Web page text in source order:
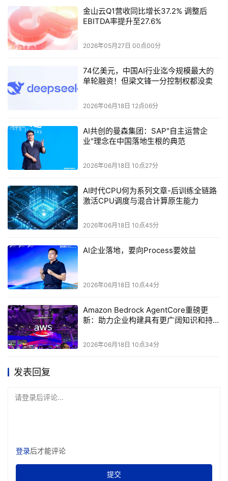
腾讯云开发者业务总监 李佳忆表示，腾讯云TVP专家计划从
2018 年启动至今已有 年，现在已有超过600位
各行各业的技术 领袖和学术领军人物。
播平台，更是一个让有影响力、有技术情怀的人因共同信念聚
集在一起、彼此成就的社区。
正式扩展到香港，并现场发布了TVP年度规
划三大核心发展方向：第一，以香港及数码港作为区域核心枢
纽，持续拓展国际专家网络；第二，围绕
技术专家加入 TVP ，进一步搭建跨地域、跨
企业出海等方面持续深化合作，让内地企业借力数码港的全球
资源网络，让香港专家与内地专家有更紧密的合作。
人机共生：香港Agentic AI发展趋势
香港科技大学首席副校长、腾讯云TVP郭毅可发表了题为《人
机共生：香港Agentic AI发展趋势》的主旨演讲，深入阐述了
Agentic AI时代人与机器的责任边界。
Agentic AI 面临的核心形态是
但人必须对结果进行校验。这不仅是技术问题，更是社会问
Agentic AI
金山云Q1营收同比增长37.2% 调整后
EBITDA率提升至27.6%
2026年05月27日 00点00分
74亿美元，中国AI行业迄今规模最大的
单轮融资！但梁文锋一分控制权都没卖
2026年06月18日 12点06分
AI共创的曼森集团：SAP"自主运营企
业"理念在中国落地生根的典范
2026年06月18日 10点27分
AI时代CPU何为系列文章-后训练全链路
激活CPU调度与混合计算原生能力
2026年06月18日 10点45分
AI企业落地，要向Process要效益
2026年06月18日 10点44分
Amazon Bedrock AgentCore重磅更
新：助力企业构建具有更广阔知识和持续
2026年06月18日 10点34分
发表回复
请登录后评论...
登录后才能评论
提交